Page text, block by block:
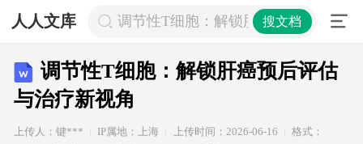
人人文库 调节性T细胞：解锁肝癌预后评估与
搜文档
调节性T细胞：解锁肝癌预后评估
与治疗新视角
上传人：键*** IP属地：上海 上传时间：2026-06-16
格式：